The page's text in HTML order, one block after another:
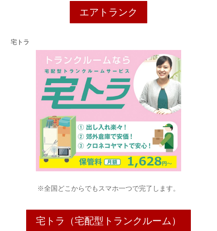
エアトランク
宅トラ
※全国どこからでもスマホ一つで完了します。
宅トラ（宅配型トランクルーム）